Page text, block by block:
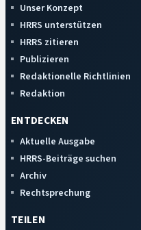
Unser Konzept
HRRS unterstützen
HRRS zitieren
Publizieren
Redaktionelle Richtlinien
Redaktion
ENTDECKEN
Aktuelle Ausgabe
HRRS-Beiträge suchen
Archiv
Rechtsprechung
TEILEN